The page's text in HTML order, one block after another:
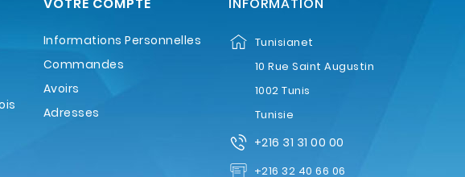
Informations Personnelles
Commandes
Avoirs
Adresses
Tunisianet
10 Rue Saint Augustin
1002 Tunis
Tunisie
+216 31 31 00 00
+216 32 40 66 06